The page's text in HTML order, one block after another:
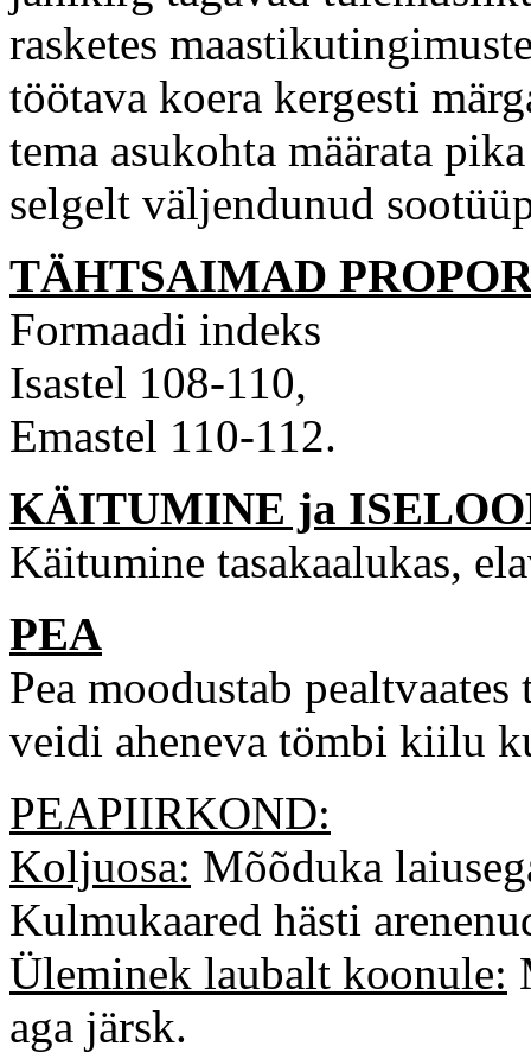
rasketes
töötava koera kergesti
tema asukohta määrata
selgelt väljendunud
TÄHTSAIMAD
Formaadi indeks
Isastel 108-110,
Emastel 110-112.
KÄITUMINE ja
Käitumine tasakaalukas,
PEA
Pea moodustab
veidi aheneva tömbi kiilu
PEAPIIRKOND:
Koljuosa: Mõõduka
Kulmukaared hästi
Üleminek laubalt koonule:
aga järsk.